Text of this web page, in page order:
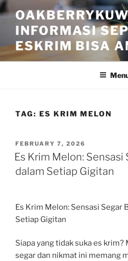
Skip
to
contentINFORMASI
ESKRIM BISA
TAG: ES KRIM MELON
POSTED
ON
FEBRUARY 7, 2026
Es Krim Melon:
dalam Setiap Gigitan
Es Krim Melon: Sensasi Segar
Setiap Gigitan
Siapa yang tidak suka es
segar dan nikmat ini memang